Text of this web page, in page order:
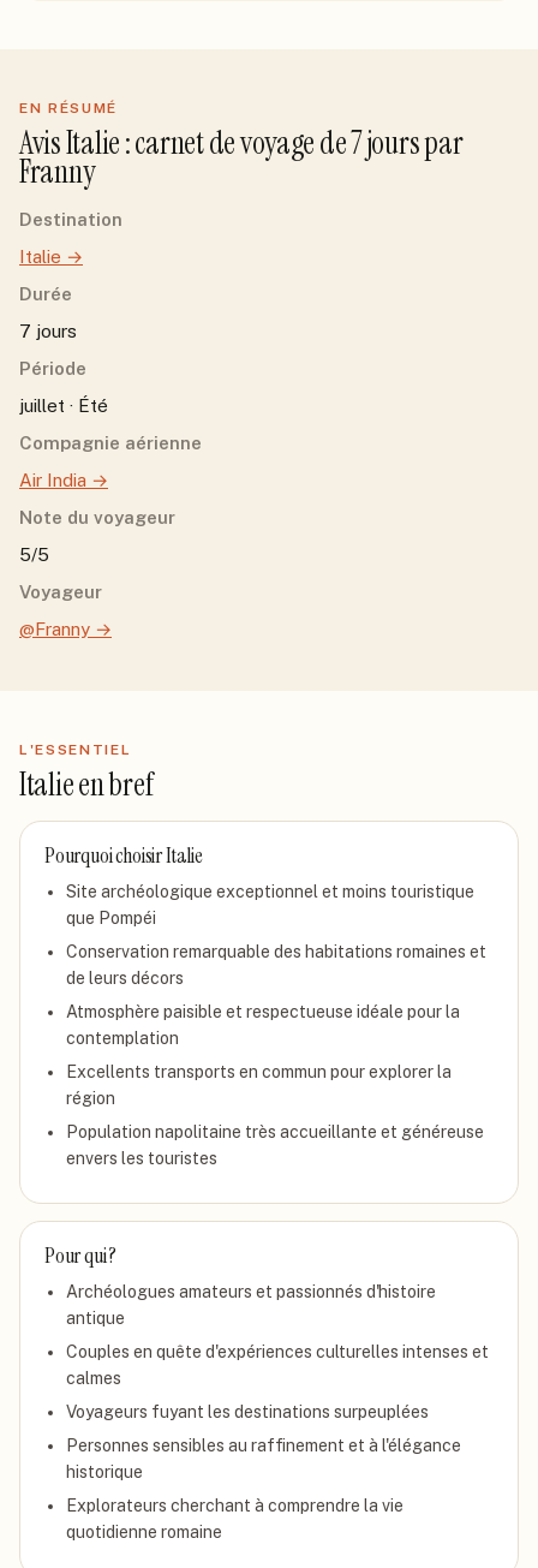
EN RÉSUMÉ
AvisItalie: carnet de voyage de7jourspar
Franny
Destination
Italie →
Durée
7 jours
Période
juillet · Été
Compagnie aérienne
Air India →
Note du voyageur
5/5
Voyageur
@Franny →
L'ESSENTIEL
Italieen bref
Pourquoi choisirItalie
Site archéologique exceptionnel et moins touristique
que Pompéi
Conservation remarquable des habitations romaines et
de leurs décors
Atmosphère paisible et respectueuse idéale pour la
contemplation
Excellents transports en commun pour explorer la
région
Population napolitaine très accueillante et généreuse
envers les touristes
Pour qui ?
Archéologues amateurs et passionnés d'histoire
antique
Couples en quête d'expériences culturelles intenses et
calmes
Voyageurs fuyant les destinations surpeuplées
Personnes sensibles au raffinement et à l'élégance
historique
Explorateurs cherchant à comprendre la vie
quotidienne romaine